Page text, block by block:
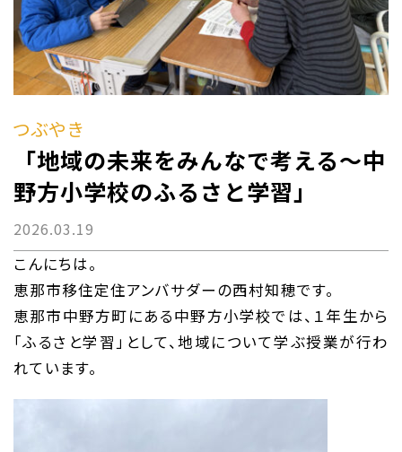
つぶやき
「地域の未来をみんなで考える～中
野方小学校のふるさと学習」
2026.03.19
こんにちは。
恵那市移住定住アンバサダーの西村知穂です。
恵那市中野方町にある中野方小学校では、１年生から
「ふるさと学習」として、地域について学ぶ授業が行わ
れています。